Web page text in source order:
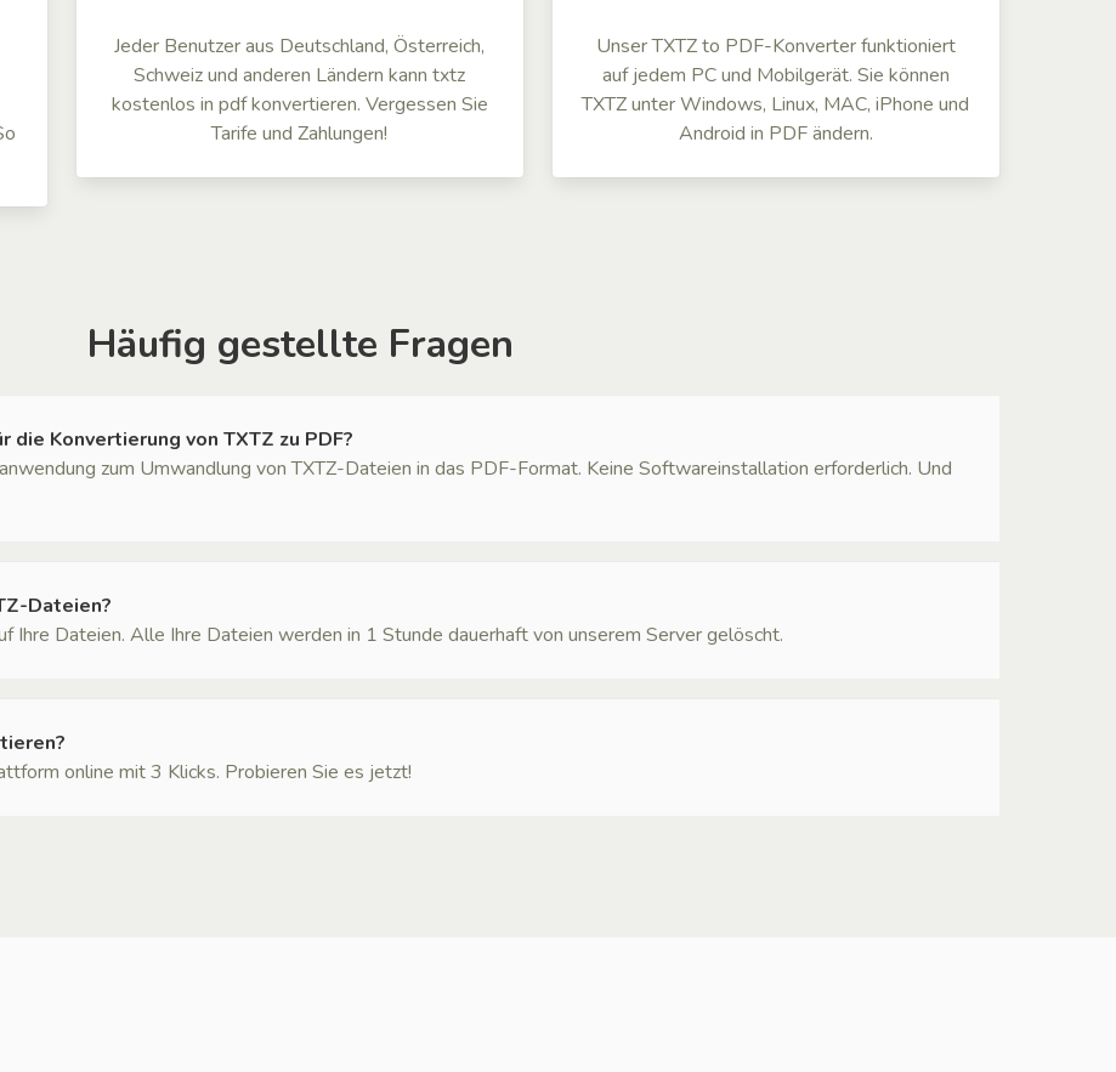
Jeder Benutzer aus Deutschland, Österreich,
Schweiz und anderen Ländern kann txtz
kostenlos in pdf konvertieren. Vergessen Sie
Tarife und Zahlungen!
Unser TXTZ to PDF-Konverter funktioniert
auf jedem PC und Mobilgerät. Sie können
TXTZ unter Windows, Linux, MAC, iPhone und
Android in PDF ändern.
Häufig gestellte Fragen
Konvertierung von TXTZ zu PDF?
zum Umwandlung von TXTZ-Dateien in das PDF-Format. Keine Softwareinstallation erforderlich. Und
Dateien?
Ihre Dateien. Alle Ihre Dateien werden in 1 Stunde dauerhaft von unserem Server gelöscht.
online mit 3 Klicks. Probieren Sie es jetzt!